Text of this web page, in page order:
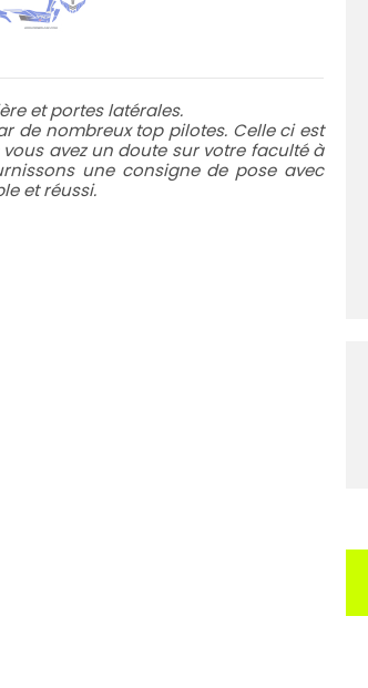
et portes latérales.
de nombreux top pilotes. Celle ci est
avez un doute sur votre faculté à
une consigne de pose avec
et réussi.